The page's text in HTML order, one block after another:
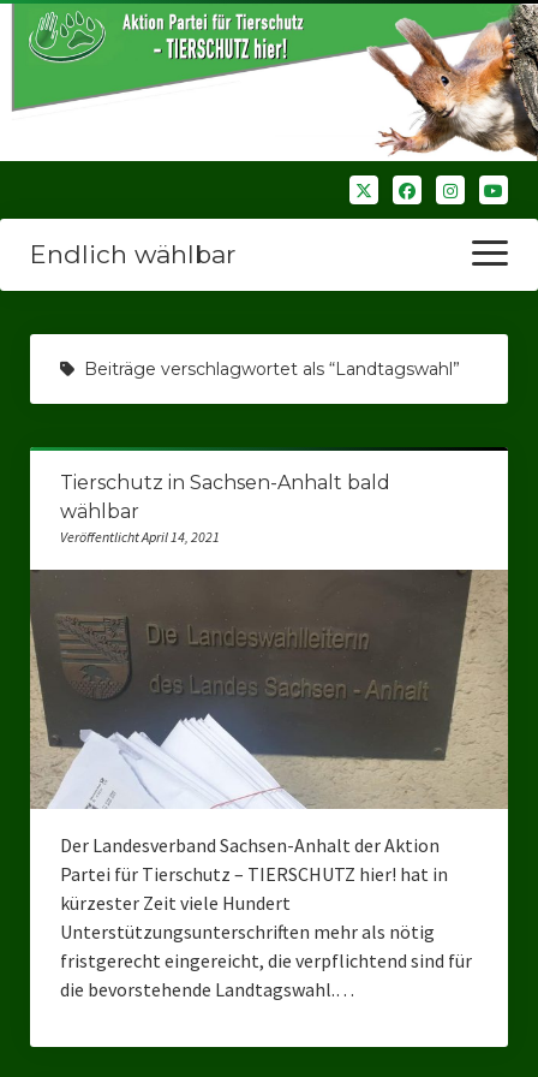
Endlich wählbar
Menü
öffnen
Wir über uns
Bezirksverbände
Bezirksverband Ruhrparlamenrt
Kreisverbände
Kreisverband Düsseldorf
Kreisverband Neuss
Kreisverband Erkrath
Kreisverband Duisburg
Kreisverband Gelsenkirchen
Kreisverband Oberhausen
Beiträge verschlagwortet als “Landtagswahl”
Tierschutz in Sachsen-Anhalt bald
wählbar
Veröffentlicht April 14, 2021
Der Landesverband Sachsen-Anhalt der Aktion
Partei für Tierschutz – TIERSCHUTZ hier! hat in
kürzester Zeit viele Hundert
Unterstützungsunterschriften mehr als nötig
fristgerecht eingereicht, die verpflichtend sind für
die bevorstehende Landtagswahl.…